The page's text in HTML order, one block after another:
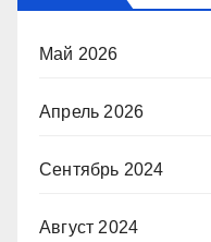
Май 2026
Апрель 2026
Сентябрь 2024
Август 2024